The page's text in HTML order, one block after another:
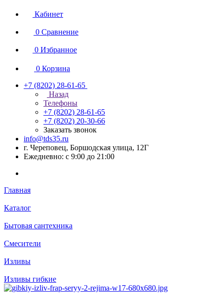
Кабинет
0 Сравнение
0 Избранное
0 Корзина
+7 (8202) 28‑61-65
Назад
Телефоны
+7 (8202) 28‑61-65
+7 (8202) 20‑30-66
Заказать звонок
info@tds35.ru
г. Череповец, Боршодская улица, 12Г
Ежедневно: с 9:00 до 21:00
Главная
Каталог
Бытовая сантехника
Смесители
Изливы
Изливы гибкие